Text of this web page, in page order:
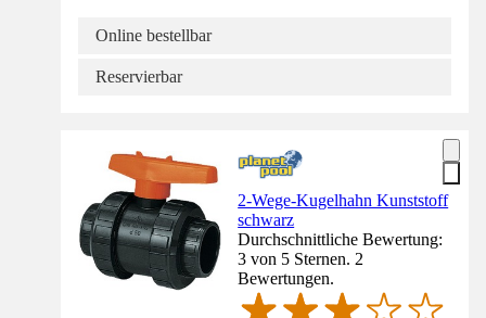
Online bestellbar
Reservierbar
2-Wege-Kugelhahn Kunststoff
schwarz
Durchschnittliche Bewertung:
3 von 5 Sternen. 2
Bewertungen.